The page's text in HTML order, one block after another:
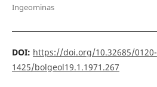
Ingeominas
DOI: https://doi.org/10.32685/0120-
1425/bolgeol19.1.1971.267